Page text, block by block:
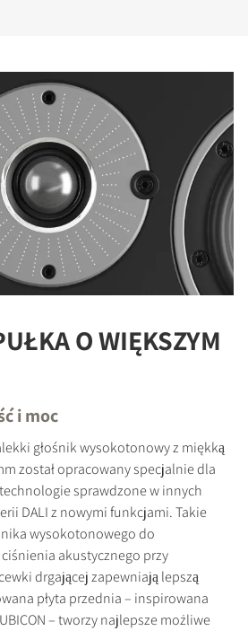
O WIĘKSZYM
i moc
głośnik wysokotonowy z miękką
został opracowany specjalnie dla
technologie sprawdzone w innych
DALI z nowymi funkcjami. Takie
wysokotonowego do
akustycznego przy
drgającej zapewniają lepszą
płyta przednia – inspirowana
– tworzy najlepsze możliwe